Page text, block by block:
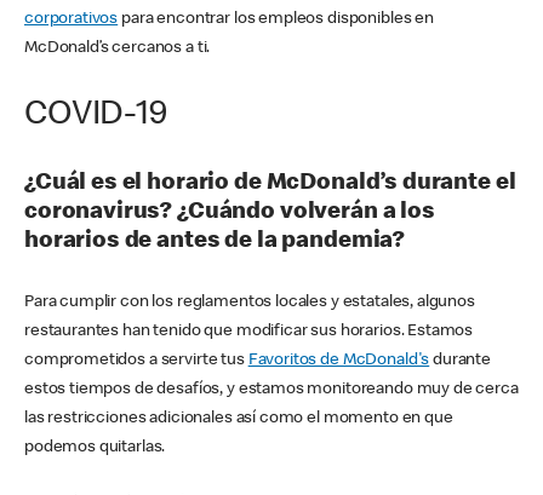
corporativos para encontrar los empleos disponibles en
McDonald’s cercanos a ti.
COVID-19
¿Cuál es el horario de McDonald’s durante el
coronavirus? ¿Cuándo volverán a los
horarios de antes de la pandemia?
Para cumplir con los reglamentos locales y estatales, algunos
restaurantes han tenido que modificar sus horarios. Estamos
comprometidos a servirte tus Favoritos de McDonald's durante
estos tiempos de desafíos, y estamos monitoreando muy de cerca
las restricciones adicionales así como el momento en que
podemos quitarlas.